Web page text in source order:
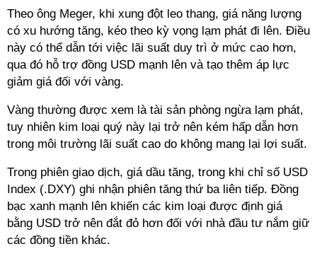
Theo ông Meger, khi xung đột leo thang, giá năng lượng
có xu hướng tăng, kéo theo kỳ vọng lạm phát đi lên. Điều
này có thể dẫn tới việc lãi suất duy trì ở mức cao hơn,
qua đó hỗ trợ đồng USD mạnh lên và tạo thêm áp lực
giảm giá đối với vàng.
Vàng thường được xem là tài sản phòng ngừa lạm phát,
tuy nhiên kim loại quý này lại trở nên kém hấp dẫn hơn
trong môi trường lãi suất cao do không mang lại lợi suất.
Trong phiên giao dịch, giá dầu tăng, trong khi chỉ số USD
Index (.DXY) ghi nhận phiên tăng thứ ba liên tiếp. Đồng
bạc xanh mạnh lên khiến các kim loại được định giá
bằng USD trở nên đắt đỏ hơn đối với nhà đầu tư nắm giữ
các đồng tiền khác.